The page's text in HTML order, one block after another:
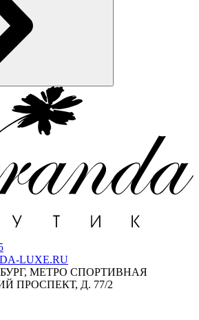
LUXE.RU
МЕТРО СПОРТИВНАЯ
ПРОСПЕКТ, Д. 77/2